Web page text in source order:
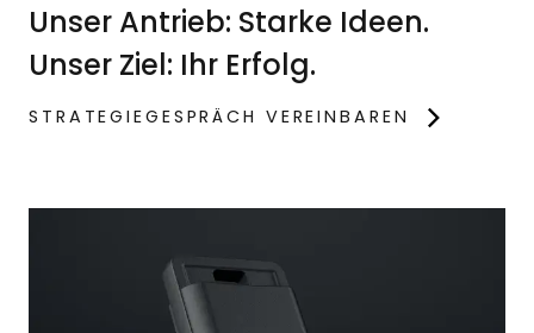
Unser Antrieb: Starke Ideen.
Unser Ziel: Ihr Erfolg.
STRATEGIEGESPRÄCH VEREINBAREN